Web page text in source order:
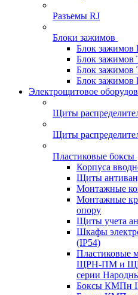
Разъемы RJ
Блоки зажимов
Блок зажимов
Блок зажимов
Блок зажимов
Блок зажимов
Электрощитовое
Щиты
Щиты
Пластиковые боксы
Корпуса
Щиты
Монтажные
Монтажные
опору
Щиты учета
Шкафы
(IP54)
Пластиковые
ЩРН-ПМ и
серии
Боксы КМПн